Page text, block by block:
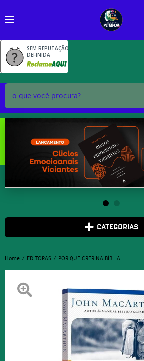
SEM REPUTAÇÃO
DEFINIDA
CATEGORIAS
Home EDITORAS POR QUE CRER NA BÍBLIA